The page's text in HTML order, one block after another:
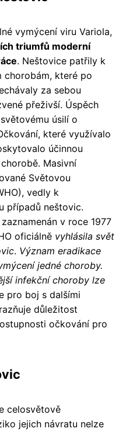
vymýcení viru Variola,
triumfů moderní
. Neštovice patřily k
chorobám, které po
za sebou
přeživší. Úspěch
úsilí o
které využívalo
účinnou
Masivní
Světovou
vedly k
případů neštovic.
v roce 1977
oficiálně vyhlásila svět
. Význam eradikace
jedné choroby.
infekční choroby lze
pro boj s dalšími
důležitost
očkování pro
celosvětově
jejich návratu nelze